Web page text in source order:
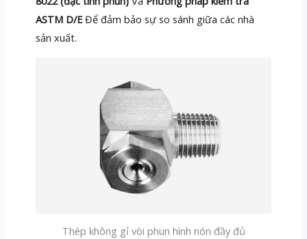
ASTM D/EĐể đảm bảo sự so sánh giữa các nhà
sản xuất.
Thép không gỉ vòi phun hình nón đầy đủ